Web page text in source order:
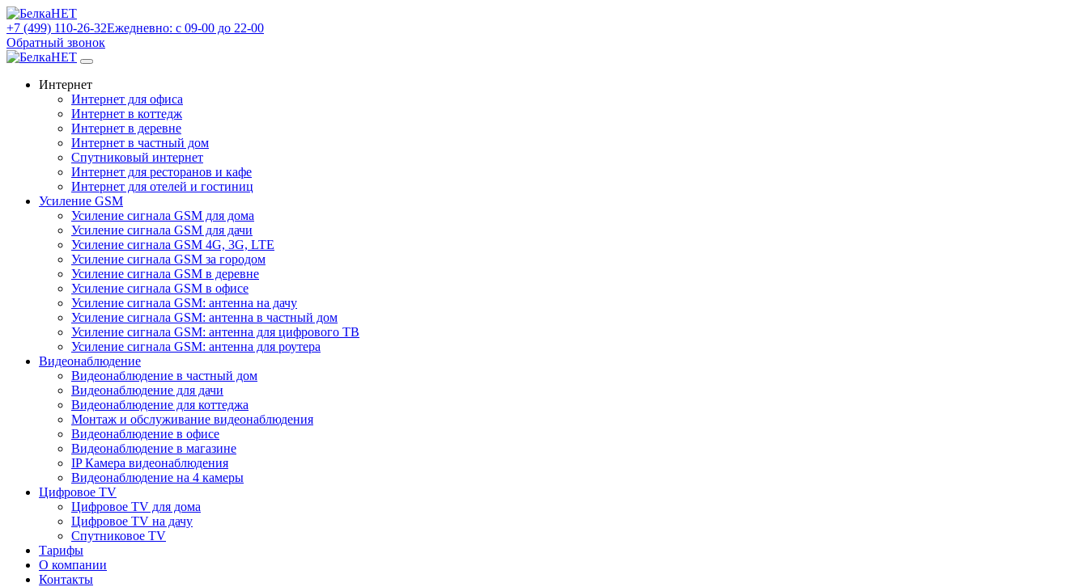
+7 (499) 110-26-32Ежедневно: с 09-00 до 22-00
Обратный звонок
Интернет
Интернет для офиса
Интернет в коттедж
Интернет в деревне
Интернет в частный дом
Спутниковый интернет
Интернет для ресторанов и кафе
Интернет для отелей и гостиниц
Усиление GSM
Усиление сигнала GSM для дома
Усиление сигнала GSM для дачи
Усиление сигнала GSM 4G, 3G, LTE
Усиление сигнала GSM за городом
Усиление сигнала GSM в деревне
Усиление сигнала GSM в офисе
Усиление сигнала GSM: антенна на дачу
Усиление сигнала GSM: антенна в частный дом
Усиление сигнала GSM: антенна для цифрового ТВ
Усиление сигнала GSM: антенна для роутера
Видеонаблюдение
Видеонаблюдение в частный дом
Видеонаблюдение для дачи
Видеонаблюдение для коттеджа
Монтаж и обслуживание видеонаблюдения
Видеонаблюдение в офисе
Видеонаблюдение в магазине
IP Камера видеонаблюдения
Видеонаблюдение на 4 камеры
Цифровое TV
Цифровое TV для дома
Цифровое TV на дачу
Спутниковое TV
Тарифы
О компании
Контакты